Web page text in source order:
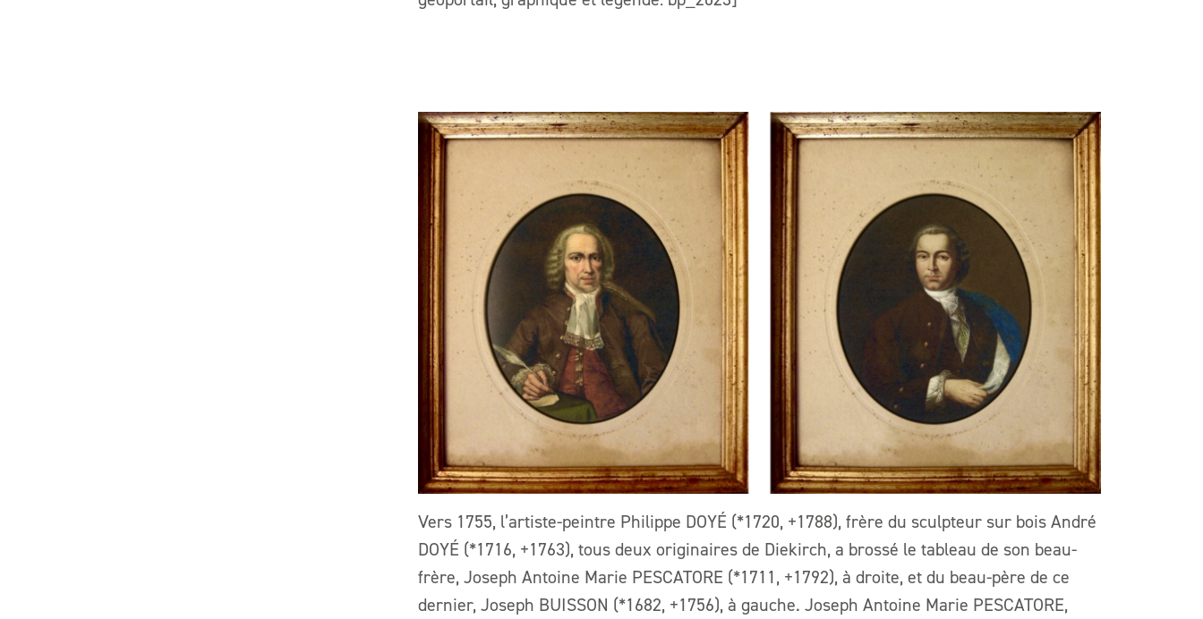
Vers 1755, l’artiste-peintre Philippe DOYÉ (*1720, +1788), frère du sculpteur sur bois André
DOYÉ (*1716, +1763), tous deux originaires de Diekirch, a brossé le tableau de son beau-
frère, Joseph Antoine Marie PESCATORE (*1711, +1792), à droite, et du beau-père de ce
dernier, Joseph BUISSON (*1682, +1756), à gauche. Joseph Antoine Marie PESCATORE,